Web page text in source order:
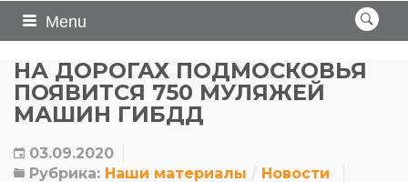
Menu
НА ДОРОГАХ ПОДМОСКОВЬЯ
ПОЯВИТСЯ 750 МУЛЯЖЕЙ
МАШИН ГИБДД
03.09.2020
Рубрика: Наши материалы
Новости